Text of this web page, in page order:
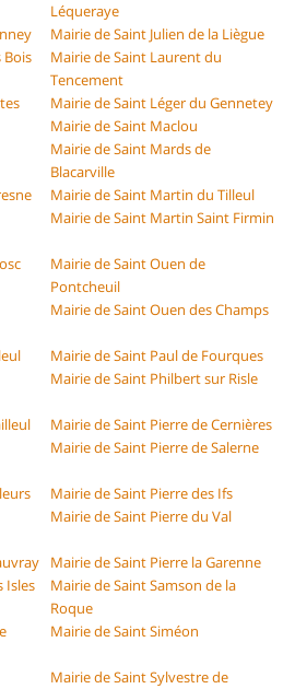
Léqueraye
Mairie de Saint Julien de la Liègue
Bois
Mairie de Saint Laurent du
Tencement
Mairie de Saint Léger du Gennetey
Mairie de Saint Maclou
Mairie de Saint Mards de
Blacarville
Mairie de Saint Martin du Tilleul
Mairie de Saint Martin Saint Firmin
Mairie de Saint Ouen de
Pontcheuil
Mairie de Saint Ouen des Champs
Mairie de Saint Paul de Fourques
Mairie de Saint Philbert sur Risle
Mairie de Saint Pierre de Cernières
Mairie de Saint Pierre de Salerne
Mairie de Saint Pierre des Ifs
Mairie de Saint Pierre du Val
Mairie de Saint Pierre la Garenne
Isles
Mairie de Saint Samson de la
Roque
Mairie de Saint Siméon
Mairie de Saint Sylvestre de